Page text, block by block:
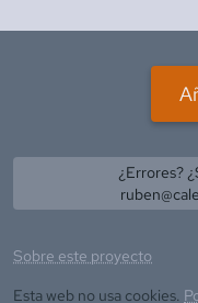
¿Errores?
Sobre este proyecto
Esta web no usa cookies.